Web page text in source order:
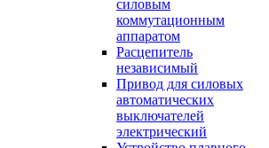
силовым
коммутационным
аппаратом
Расцепитель
независимый
Привод для силовых
автоматических
выключателей
электрический